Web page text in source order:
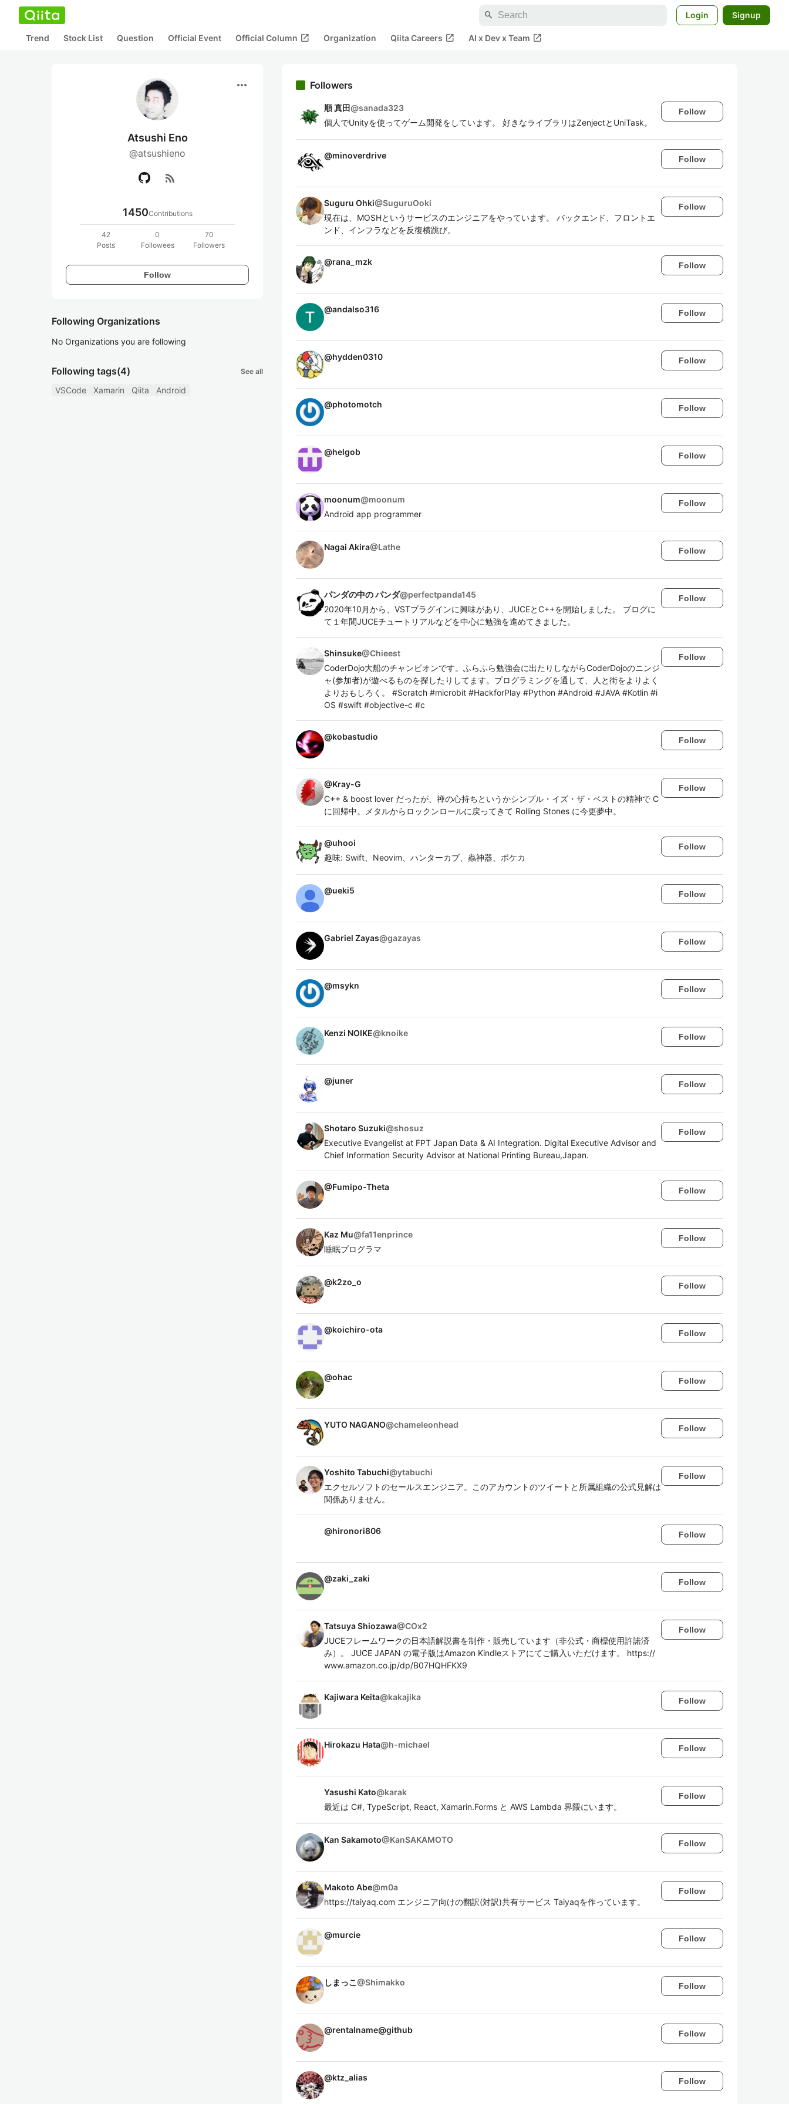
search Login Signup
Trend Stock List Question Official Event Official Column open_in_new Organization Qiita Careers open_in_new AI x Dev x Team open_in_new
more_horiz
Atsushi Eno
@atsushieno
rss_feed
1450Contributions
42
Posts
0
Followees
70
Followers
Follow
Following Organizations
No Organizations you are following
Following tags(4) See all
VSCode Xamarin Qiita Android
Followers
順 真田@sanada323
個人でUnityを使ってゲーム開発をしています。 好きなライブラリはZenjectとUniTask。
Follow
@minoverdrive Follow
Suguru Ohki@SuguruOoki
現在は、MOSHというサービスのエンジニアをやっています。 バックエンド、フロントエ
ンド、インフラなどを反復横跳び。
Follow
@rana_mzk Follow
@andalso316 Follow
@hydden0310 Follow
@photomotch Follow
@helgob Follow
moonum@moonum
Android app programmer
Follow
Nagai Akira@Lathe Follow
パンダの中の パンダ@perfectpanda145
2020年10月から、VSTプラグインに興味があり、JUCEとC++を開始しました。 ブログに
て１年間JUCEチュートリアルなどを中心に勉強を進めてきました。
Follow
Shinsuke@Chieest
CoderDojo大船のチャンピオンです。ふらふら勉強会に出たりしながらCoderDojoのニンジ
ャ(参加者)が遊べるものを探したりしてます。プログラミングを通して、人と街をよりよく
よりおもしろく。 #Scratch #microbit #HackforPlay #Python #Android #JAVA #Kotlin #i
OS #swift #objective-c #c
Follow
@kobastudio Follow
@Kray-G
C++ & boost lover だったが、禅の心持ちというかシンプル・イズ・ザ・ベストの精神で C
に回帰中。メタルからロックンロールに戻ってきて Rolling Stones に今更夢中。
Follow
@uhooi
趣味: Swift、Neovim、ハンターカブ、蟲神器、ポケカ
Follow
@ueki5 Follow
Gabriel Zayas@gazayas Follow
@msykn Follow
Kenzi NOIKE@knoike Follow
@juner Follow
Shotaro Suzuki@shosuz
Executive Evangelist at FPT Japan Data & AI Integration. Digital Executive Advisor and
Chief Information Security Advisor at National Printing Bureau,Japan.
Follow
@Fumipo-Theta Follow
Kaz Mu@fa11enprince
睡眠プログラマ
Follow
@k2zo_o Follow
@koichiro-ota Follow
@ohac Follow
YUTO NAGANO@chameleonhead Follow
Yoshito Tabuchi@ytabuchi
エクセルソフトのセールスエンジニア。このアカウントのツイートと所属組織の公式見解は
関係ありません。
Follow
@hironori806 Follow
@zaki_zaki Follow
Tatsuya Shiozawa@COx2
JUCEフレームワークの日本語解説書を制作・販売しています（非公式・商標使用許諾済
み）。 JUCE JAPAN の電子版はAmazon Kindleストアにてご購入いただけます。 https://
www.amazon.co.jp/dp/B07HQHFKX9
Follow
Kajiwara Keita@kakajika Follow
Hirokazu Hata@h-michael Follow
Yasushi Kato@karak
最近は C#, TypeScript, React, Xamarin.Forms と AWS Lambda 界隈にいます。
Follow
Kan Sakamoto@KanSAKAMOTO Follow
Makoto Abe@m0a
https://taiyaq.com エンジニア向けの翻訳(対訳)共有サービス Taiyaqを作っています。
Follow
@murcie Follow
しまっこ@Shimakko Follow
@rentalname@github Follow
@ktz_alias Follow